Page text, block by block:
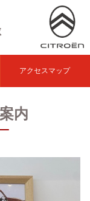
アクセスマップ
内